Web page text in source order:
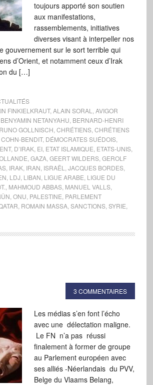
toujours apporté son soutien
aux manifestations,
rassemblements, initiatives
diverses visant à interpeller nos
gouvernement sur le sort terrible qui
d’Orient, et notamment ceux d’Irak
du […]
FINKIELKRAUT, ALAIN SORAL
AVIGOR
BENYAMIN NETANYAHU BERNARD-HENRI
GOLLNISCH CHRÉTIENS, CHRÉTIENS
BENDIT, DÉMOCRATES SUÉDOIS,
, D’IRAK, EI, ETAT ISLAMIQUE ETATS-UNIS,
GAZA, GEERT WILDERS, GEROLF
, IRAK, IRAN ISRAËL JACQUES BORDES,
LDJ LIBAN LIGUE ARABE LIGUE DU
MAHMOUD ABBAS, MANUEL VALLS,
ONU PALESTINE PARLEMENT
ROMAIN MASSA, SANCTIONS, SYRIE
3 COMMENTAIRES
Les médias s’en font l’écho
avec une délectation maligne.
Le FN n’a pas réussi
finalement à former de groupe
au Parlement européen avec
ses alliés -Néerlandais du PVV,
Belge du Vlaams Belang,